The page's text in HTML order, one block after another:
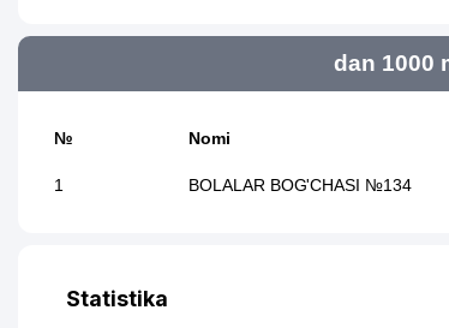
dan 1000
№ Nomi
1 BOLALAR BOG'CHASI №134
Statistika